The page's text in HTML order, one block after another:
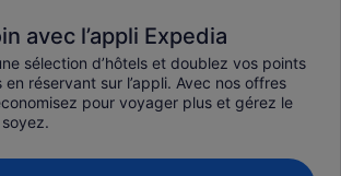
avec l’appli Expedia
sélection d’hôtels et doublez vos points
en réservant sur l’appli. Avec nos offres
pour voyager plus et gérez le